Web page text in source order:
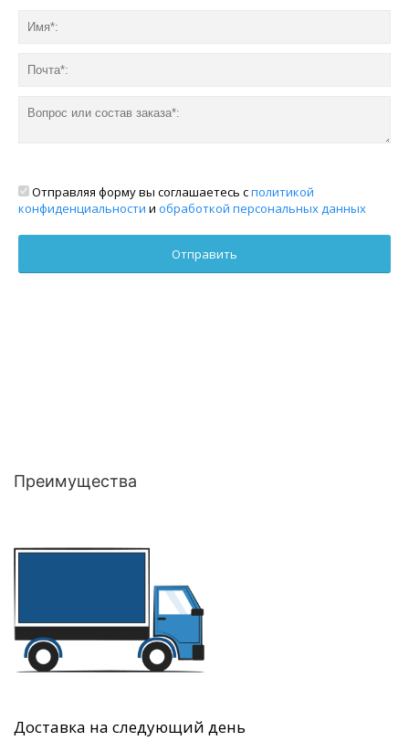
Отправляя форму вы соглашаетесь сполитикой
конфиденциальности и обработкой персональных данных
Преимущества
Доставка на следующий день